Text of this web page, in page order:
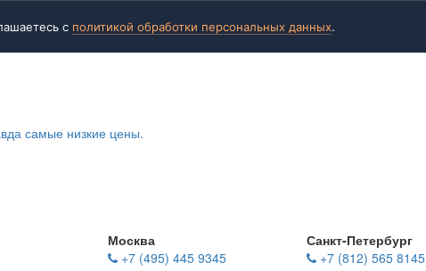
с политикой обработки персональных данных.
самые низкие цены.
Москва
+7 (495) 445 9345
Санкт-Петербург
+7 (812) 565 8145